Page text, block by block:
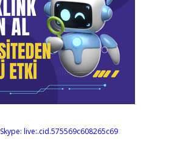
Skype: live:.cid.575569c608265c69